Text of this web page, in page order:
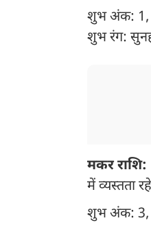
शुभ अंक: 1,
शुभ रंग:
मकर राशि:
में व्यस्तता
शुभ अंक: 3,